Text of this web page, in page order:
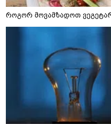
როგორ მოვამზადოთ